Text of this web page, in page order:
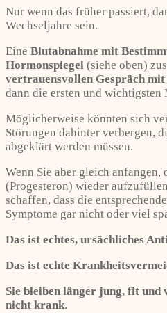
Nur wenn das früher passiert,
Wechseljahre sein.
Eine Blutabnahme mit
Hormonspiegel (siehe oben)
vertrauensvollen Gespräch
dann die ersten und wichtigsten
Möglicherweise könnten sich
Störungen dahinter verbergen,
abgeklärt werden müssen.
Wenn Sie aber gleich anfangen,
(Progesteron) wieder
schaffen, dass die
Symptome gar nicht oder viel
Das ist echtes, ursächliches
Das ist echte
Sie bleiben länger jung, fit
nicht krank.